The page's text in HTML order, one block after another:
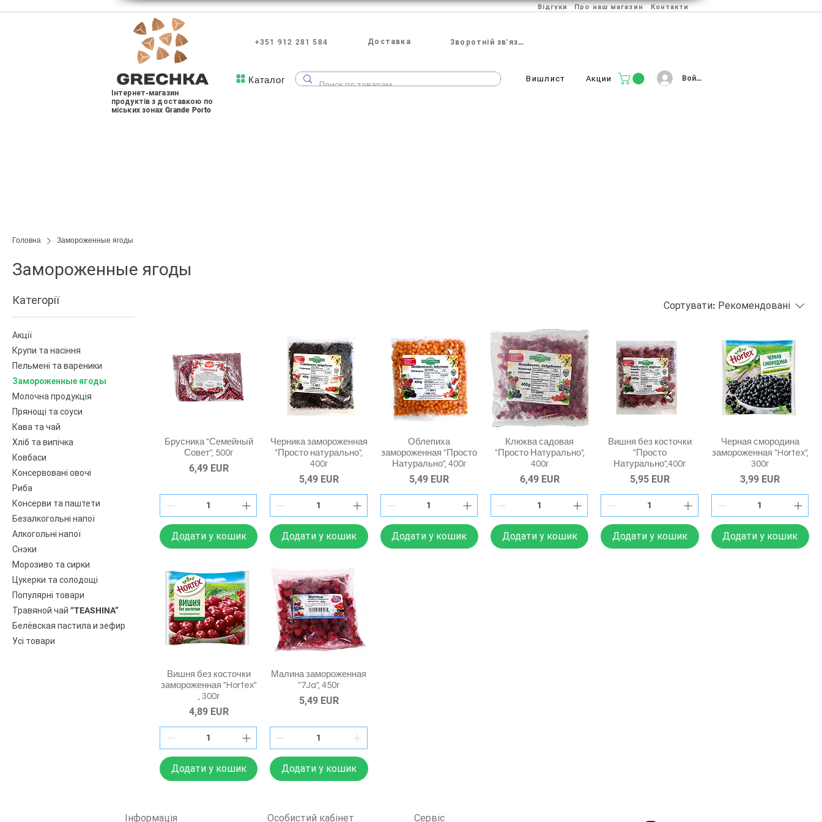
Відгуки Про наш магазин Контакти
+351 912 281 584 Доставка Зворотній зв'язок
Інтернет-магазин
продуктів з доставкою по
міських зонах Grande Porto
Каталог Вишлист Акции Войти
Головна Замороженные ягоды
Замороженные ягоды
Категорії
Акції
Крупи та насіння
Пельмені та вареники
Замороженные ягоды
Молочна продукція
Прянощі та соуси
Кава та чай
Хліб та випічка
Ковбаси
Консервовані овочі
Риба
Консерви та паштети
Безалкогольні напої
Алкогольні напої
Снэки
Морозиво та сирки
Цукерки та солодощі
Популярні товари
Травяной чай “TEASHINA”
Белёвская пастила и зефир
Усі товари
Сортувати: Рекомендовані
Брусника "Семейный
Совет", 500г
Ціна
6,49 EUR
Додати у кошик
Черника замороженная
"Просто натурально",
400г
Ціна
5,49 EUR
Додати у кошик
Облепиха
замороженная "Просто
Натурально", 400г
Ціна
5,49 EUR
Додати у кошик
Клюква садовая
"Просто Натурально",
400г
Ціна
6,49 EUR
Додати у кошик
Вишня без косточки
"Просто
Натурально",400г
Ціна
5,95 EUR
Додати у кошик
Черная смородина
замороженная "Hortex",
300г
Ціна
3,99 EUR
Додати у кошик
Вишня без косточки
замороженная "Hortex"
, 300г
Ціна
4,89 EUR
Додати у кошик
Малина замороженная
"7Ja", 450г
Ціна
5,49 EUR
Додати у кошик
Інформація Особистий кабінет Сервіс